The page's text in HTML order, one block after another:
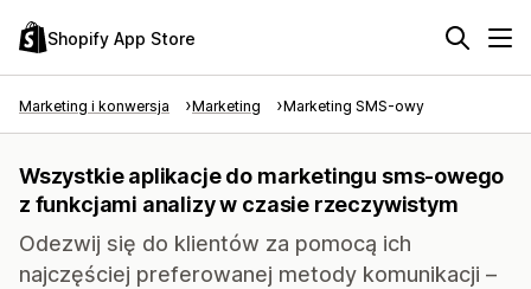
Shopify App Store
Marketing i konwersja Marketing Marketing SMS-owy
Wszystkie aplikacje do marketingu sms-owego
z funkcjami analizy w czasie rzeczywistym
Odezwij się do klientów za pomocą ich
najczęściej preferowanej metody komunikacji –